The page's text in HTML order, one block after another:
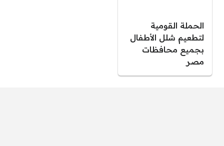
الحملة القومية
لتطعيم شلل الأطفال
بجميع محافظات
مصر